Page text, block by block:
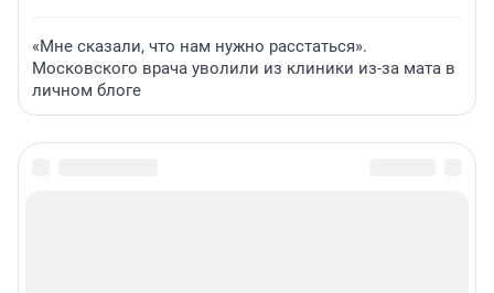
«Мне сказали, что нам нужно расстаться».
Московского врача уволили из клиники из-за мата в
личном блоге